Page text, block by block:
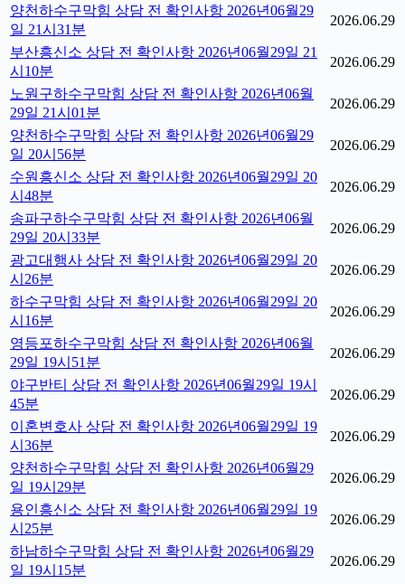
양천하수구막힘 상담 전 확인사항 2026년06월29
일 21시31분
2026.06.29
부산흥신소 상담 전 확인사항 2026년06월29일 21
시10분
2026.06.29
노원구하수구막힘 상담 전 확인사항 2026년06월
29일 21시01분
2026.06.29
양천하수구막힘 상담 전 확인사항 2026년06월29
일 20시56분
2026.06.29
수원흥신소 상담 전 확인사항 2026년06월29일 20
시48분
2026.06.29
송파구하수구막힘 상담 전 확인사항 2026년06월
29일 20시33분
2026.06.29
광고대행사 상담 전 확인사항 2026년06월29일 20
시26분
2026.06.29
하수구막힘 상담 전 확인사항 2026년06월29일 20
시16분
2026.06.29
영등포하수구막힘 상담 전 확인사항 2026년06월
29일 19시51분
2026.06.29
야구반티 상담 전 확인사항 2026년06월29일 19시
45분
2026.06.29
이혼변호사 상담 전 확인사항 2026년06월29일 19
시36분
2026.06.29
양천하수구막힘 상담 전 확인사항 2026년06월29
일 19시29분
2026.06.29
용인흥신소 상담 전 확인사항 2026년06월29일 19
시25분
2026.06.29
하남하수구막힘 상담 전 확인사항 2026년06월29
일 19시15분
2026.06.29